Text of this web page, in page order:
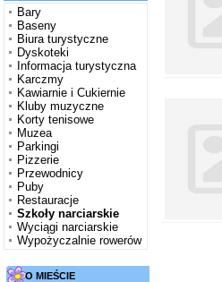
Bary
Baseny
Biura turystyczne
Dyskoteki
Informacja turystyczna
Karczmy
Kawiarnie i Cukiernie
Kluby muzyczne
Korty tenisowe
Muzea
Parkingi
Pizzerie
Przewodnicy
Puby
Restauracje
Szkoły narciarskie
Wyciągi narciarskie
Wypożyczalnie rowerów
O MIEŚCIE